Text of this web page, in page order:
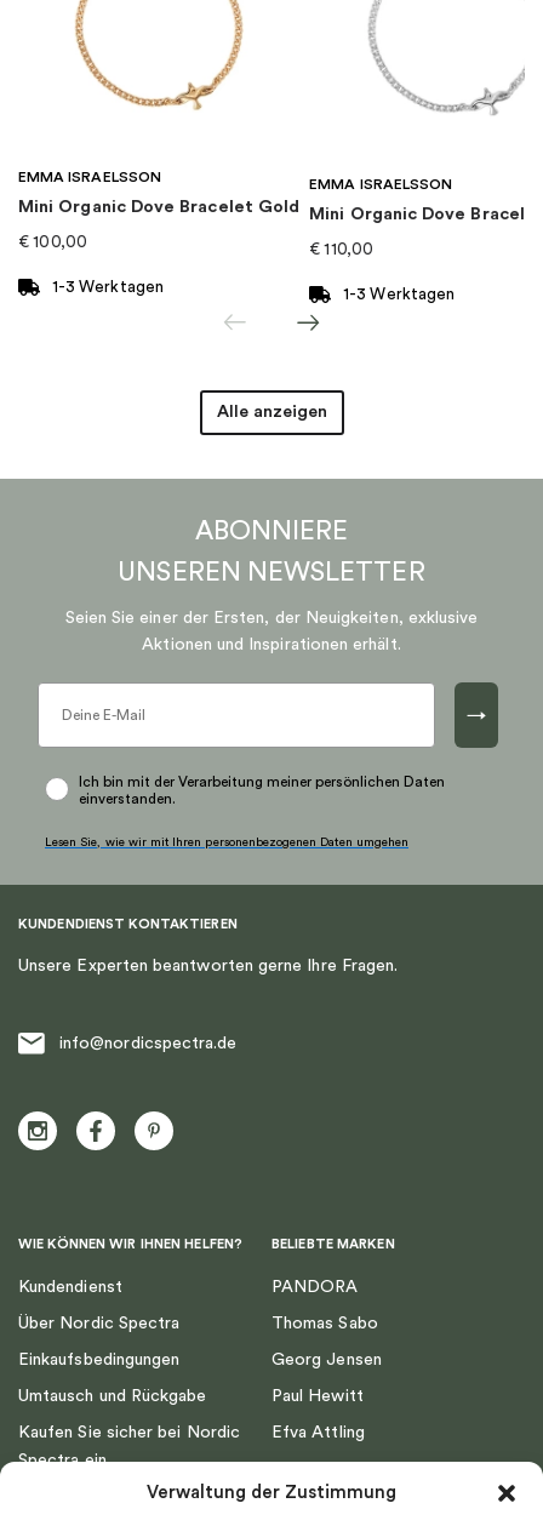
Verwaltung der Zustimmung
Kategorie Halsketten
EMMA ISRAELSSON
Mini Organic Dove Bracelet Gold
€ 100,00
1-3 Werktagen
EMMA ISRAELSSON
Mini Organic Dove
€ 110,00
1-3 Werktagen
Alle anzeigen
ABONNIERE
UNSEREN NEWSLETTER
Seien Sie einer der Ersten, der Neuigkeiten, exklusive
Aktionen und Inspirationen erhält.
→
Ich bin mit der Verarbeitung meiner persönlichen Daten
einverstanden.
Lesen Sie, wie wir mit Ihren personenbezogenen Daten umgehen
KUNDENDIENST KONTAKTIEREN
Unsere Experten beantworten gerne Ihre Fragen.
info@nordicspectra.de
WIE KÖNNEN WIR IHNEN HELFEN?
Kundendienst
Über Nordic Spectra
Einkaufsbedingungen
Umtausch und Rückgabe
Kaufen Sie sicher bei Nordic
Spectra ein
BELIEBTE MARKEN
PANDORA
Thomas Sabo
Georg Jensen
Paul Hewitt
Efva Attling
Drakenberg Sjölin